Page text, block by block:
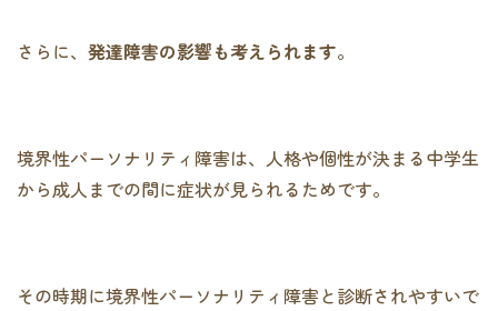
さらに、 発達障害の影響も考えられます。
境界性パーソナリティ障害は、人格や個性が決まる中学生
から成人までの間に症状が見られるためです。
その時期に境界性パーソナリティ障害と診断されやすいで